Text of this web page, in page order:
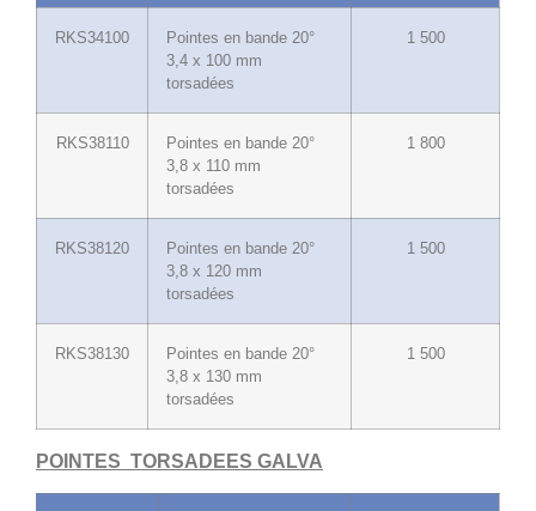
RKS34100
Pointes en bande 20°
3,4 x 100 mm
torsadées
1 500
RKS38110
Pointes en bande 20°
3,8 x 110 mm
torsadées
1 800
RKS38120
Pointes en bande 20°
3,8 x 120 mm
torsadées
1 500
RKS38130
Pointes en bande 20°
3,8 x 130 mm
torsadées
1 500
POINTES TORSADEES GALVA